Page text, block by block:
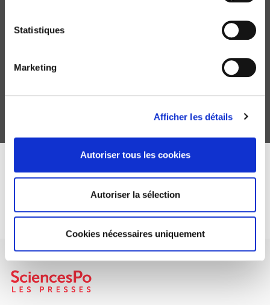
Statistiques
Marketing
Afficher les détails
Autoriser tous les cookies
Autoriser la sélection
Cookies nécessaires uniquement
Le vote des Français de Mitterrand à Sarkozy
Éric Belanger, Bruno Cautrès
DISCOVER OUR JOURNALS